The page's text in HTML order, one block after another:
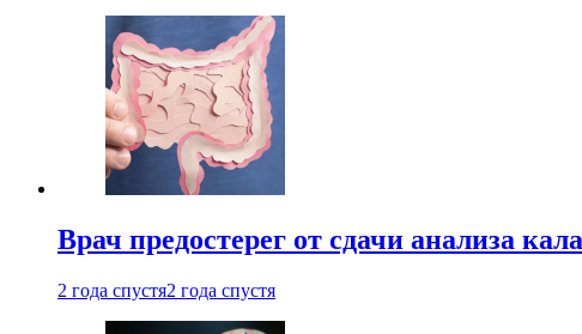
Врач предостерег от сдачи анализа
2 года спустя2 года спустя